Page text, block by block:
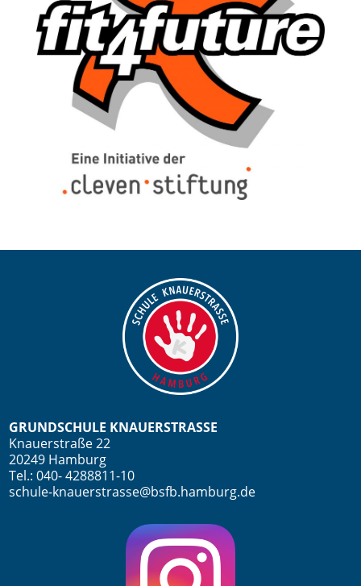
GRUNDSCHULE KNAUERSTRASSE
Knauerstraße 22
20249 Hamburg
Tel.: 040- 4288811-10
schule-knauerstrasse@bsfb.hamburg.de